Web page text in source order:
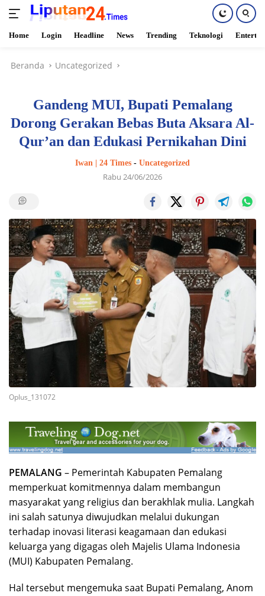
Home Login Headline News Trending Teknologi
Beranda Uncategorized
Gandeng MUI, Bupati Pemalang
Dorong Gerakan Bebas Buta Aksara Al-
Qur’an dan Edukasi Pernikahan Dini
Iwan | 24 Times - Uncategorized
Rabu 24/06/2026
Oplus_131072
PEMALANG – Pemerintah Kabupaten Pemalang
memperkuat komitmennya dalam membangun
masyarakat yang religius dan berakhlak mulia. Langkah
ini salah satunya diwujudkan melalui dukungan
terhadap inovasi literasi keagamaan dan edukasi
keluarga yang digagas oleh Majelis Ulama Indonesia
(MUI) Kabupaten Pemalang.
​Hal tersebut mengemuka saat Bupati Pemalang, Anom